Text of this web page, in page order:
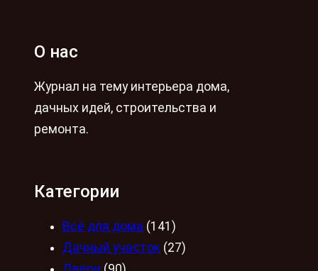
О нас
Журнал на тему интерьера дома,
дачных идей, строительства и
ремонта.
Категории
Всё для дома (141)
Дачный участок (27)